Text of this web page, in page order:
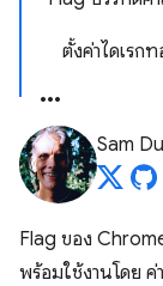
ตั้งค่าไดเรก
Sam
Flag ของ
พร้อมใช้งานโดย ค่